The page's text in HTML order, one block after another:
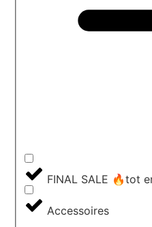
FINAL SALE 🔥tot
Accessoires